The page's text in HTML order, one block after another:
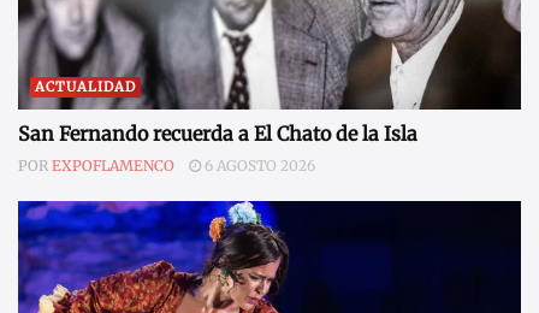
ACTUALIDAD
San Fernando recuerda a El Chato de la Isla
POR EXPOFLAMENCO 6 AGOSTO 2026